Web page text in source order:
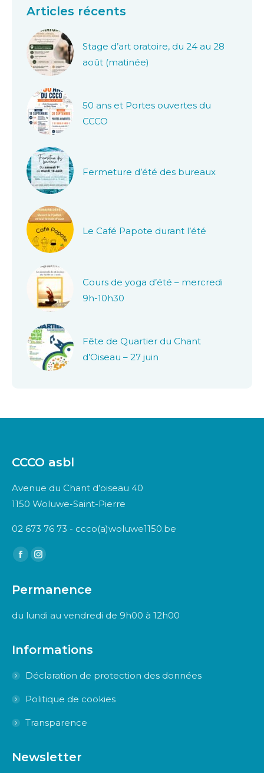
Articles récents
Stage d’art oratoire, du 24 au 28
août (matinée)
50 ans et Portes ouvertes du
CCCO
Fermeture d’été des bureaux
Le Café Papote durant l’été
Cours de yoga d’été – mercredi
9h-10h30
Fête de Quartier du Chant
d’Oiseau – 27 juin
CCCO asbl
Avenue du Chant d’oiseau 40
1150 Woluwe-Saint-Pierre
02 673 76 73 - ccco(a)woluwe1150.be
Trouvez nous sur :
Facebook
opens
Instagram
opens
Permanence
du lundi au vendredi de 9h00 à 12h00
Informations
Déclaration de protection des données
Politique de cookies
Transparence
Newsletter